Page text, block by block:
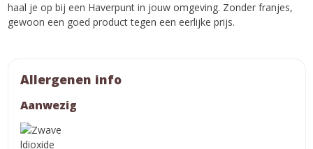
haal je op bij een Haverpunt in jouw omgeving. Zonder franjes,
gewoon een goed product tegen een eerlijke prijs.
Allergenen info
Aanwezig